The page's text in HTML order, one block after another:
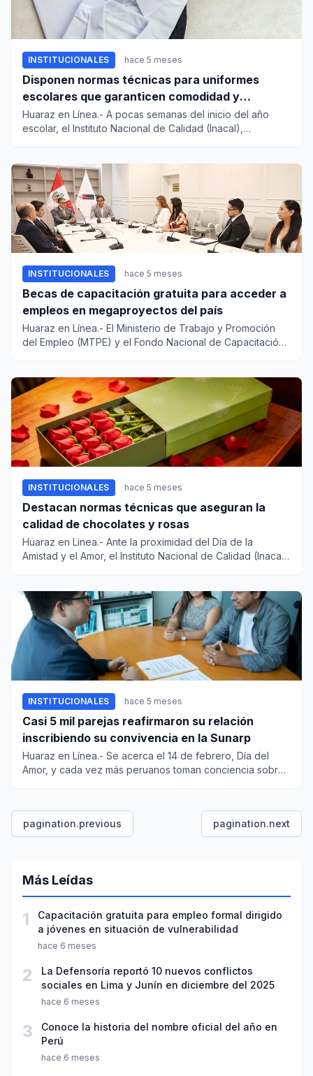
INSTITUCIONALES hace 5 meses
Disponen normas técnicas para uniformes
escolares que garanticen comodidad y
bienestar de alumnos
Huaraz en Línea.- A pocas semanas del inicio del año
escolar, el Instituto Nacional de Calidad (Inacal),
INSTITUCIONALES hace 5 meses
Becas de capacitación gratuita para acceder a
empleos en megaproyectos del país
Huaraz en Línea.- El Ministerio de Trabajo y Promoción
del Empleo (MTPE) y el Fondo Nacional de Capacitación
INSTITUCIONALES hace 5 meses
Destacan normas técnicas que aseguran la
calidad de chocolates y rosas
Huaraz en Linea.- Ante la proximidad del Día de la
Amistad y el Amor, el Instituto Nacional de Calidad (Inacal),
INSTITUCIONALES hace 5 meses
Casi 5 mil parejas reafirmaron su relación
inscribiendo su convivencia en la Sunarp
Huaraz en Línea.- Se acerca el 14 de febrero, Día del
Amor, y cada vez más peruanos toman conciencia sobre
pagination.previous pagination.next
Más Leídas
1
Capacitación gratuita para empleo formal dirigido
a jóvenes en situación de vulnerabilidad
hace 6 meses
2
La Defensoría reportó 10 nuevos conflictos
sociales en Lima y Junín en diciembre del 2025
hace 6 meses
3
Conoce la historia del nombre oficial del año en
Perú
hace 6 meses